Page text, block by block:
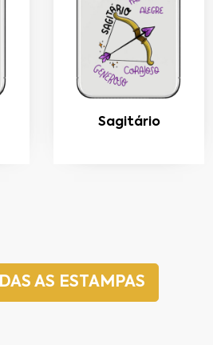
Sagitário
AS ESTAMPAS